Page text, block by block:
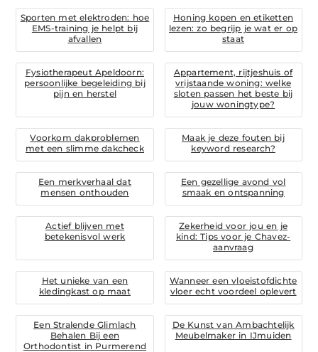
Sporten met elektroden: hoe
EMS-training je helpt bij
afvallen
Honing kopen en etiketten
lezen: zo begrijp je wat er op
staat
Fysiotherapeut Apeldoorn:
persoonlijke begeleiding bij
pijn en herstel
Appartement, rijtjeshuis of
vrijstaande woning: welke
sloten passen het beste bij
jouw woningtype?
Voorkom dakproblemen
met een slimme dakcheck
Maak je deze fouten bij
keyword research?
Een merkverhaal dat
mensen onthouden
Een gezellige avond vol
smaak en ontspanning
Actief blijven met
betekenisvol werk
Zekerheid voor jou en je
kind: Tips voor je Chavez-
aanvraag
Het unieke van een
kledingkast op maat
Wanneer een vloeistofdichte
vloer echt voordeel oplevert
Een Stralende Glimlach
Behalen Bij een
Orthodontist in Purmerend
De Kunst van Ambachtelijk
Meubelmaker in IJmuiden